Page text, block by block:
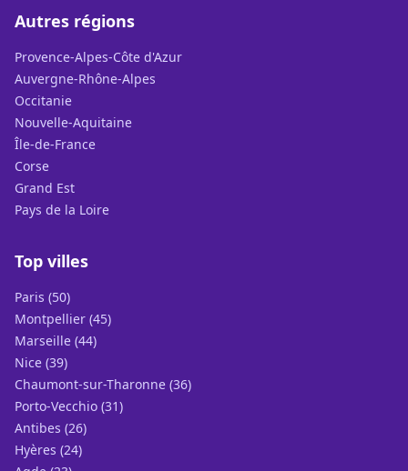
Autres régions
Provence-Alpes-Côte d'Azur
Auvergne-Rhône-Alpes
Occitanie
Nouvelle-Aquitaine
Île-de-France
Corse
Grand Est
Pays de la Loire
Top villes
Paris (50)
Montpellier (45)
Marseille (44)
Nice (39)
Chaumont-sur-Tharonne (36)
Porto-Vecchio (31)
Antibes (26)
Hyères (24)